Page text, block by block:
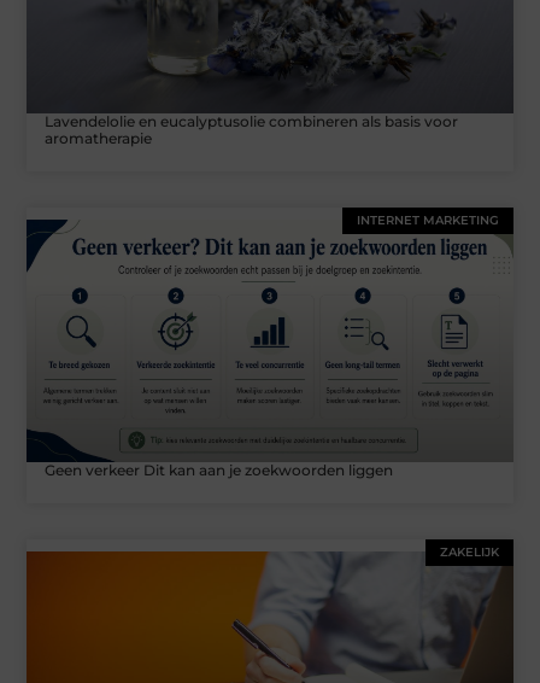
Lavendelolie en eucalyptusolie combineren als basis voor
aromatherapie
INTERNET MARKETING
Geen verkeer Dit kan aan je zoekwoorden liggen
ZAKELIJK